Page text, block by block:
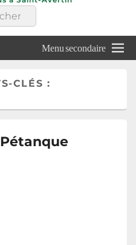
:
Menu secondaire
CLÉS :